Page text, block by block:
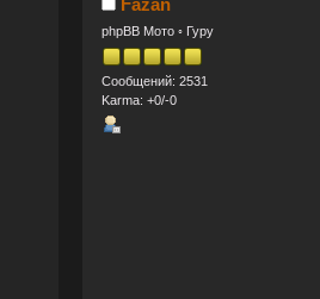
Fazan
phpBB Мото ◦ Гуру
Сообщений: 2531
Karma: +0/-0